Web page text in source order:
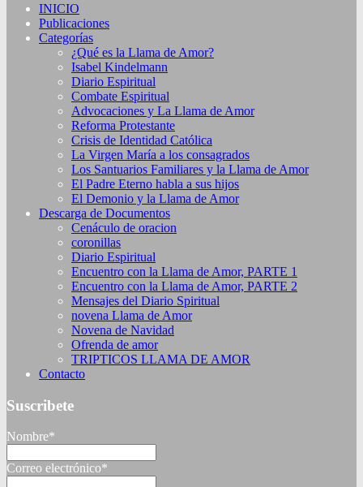
INICIO
Publicaciones
Categorías
¿Qué es la Llama de Amor?
Isabel Kindelmann
Diario Espiritual
Combate Espiritual
Advocaciones y La Llama de Amor
Reforma Protestante
Crisis de Identidad Católica
La Virgen María a los consagrados
Los Santuarios Familiares y la Llama de Amor
El Padre Eterno habla a sus hijos
El Demonio y la Llama de Amor
Descarga de Documentos
Cenáculo de oracion
coronillas
Diario Espiritual
Encuentro con la Llama de Amor, PARTE 1
Encuentro con la Llama de Amor, PARTE 2
Mensajes del Diario Spiritual
novena Llama de Amor
Novena de Navidad
Ofrenda de amor
TRIPTICOS LLAMA DE AMOR
Contacto
Suscribete
Nombre*
Correo electrónico*